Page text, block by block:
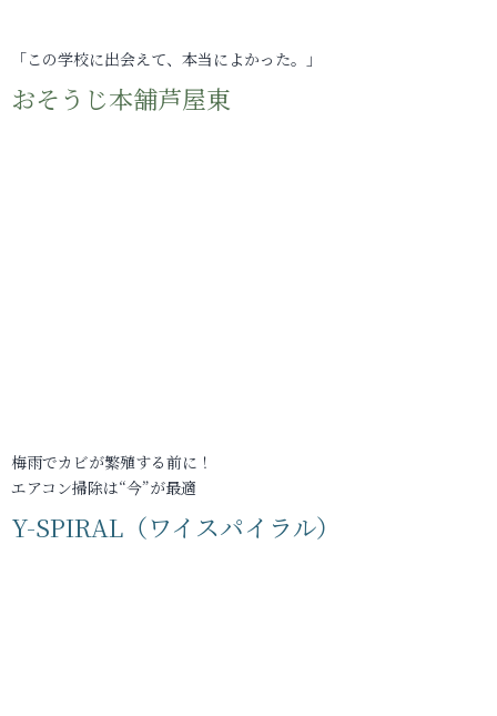
「この学校に出会えて、本当によかった。」
おそうじ本舗芦屋東
梅雨でカビが繁殖する前に！
エアコン掃除は“今”が最適
Y-SPIRAL（ワイスパイラル）